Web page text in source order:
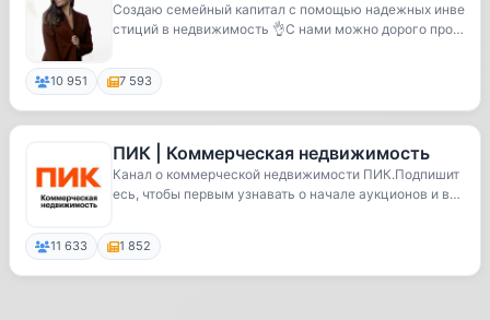
Создаю семейный капитал с помощью надежных инве
стиций в недвижимость 👌С нами можно дорого прод
10 951 7 593
ПИК | Коммерческая недвижимость
Канал о коммерческой недвижимости ПИК.Подпишит
есь, чтобы первым узнавать о начале аукционов и ва
11 633 1 852